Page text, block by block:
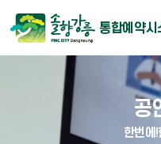
통합예약시
공
한번에!